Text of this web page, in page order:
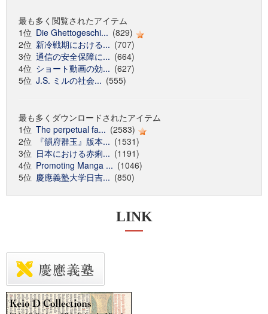
最も多く閲覧されたアイテム
1位 Die Ghettogeschi... (829)
2位 新冷戦期における... (707)
3位 通信の安全保障に... (664)
4位 ショート動画の効... (627)
5位 J.S. ミルの社会... (555)
最も多くダウンロードされたアイテム
1位 The perpetual fa... (2583)
2位
『韻府群玉』版本... (1531)
3位 日本における赤痢... (1191)
4位 Promoting Manga ... (1046)
5位 慶應義塾大学日吉... (850)
LINK